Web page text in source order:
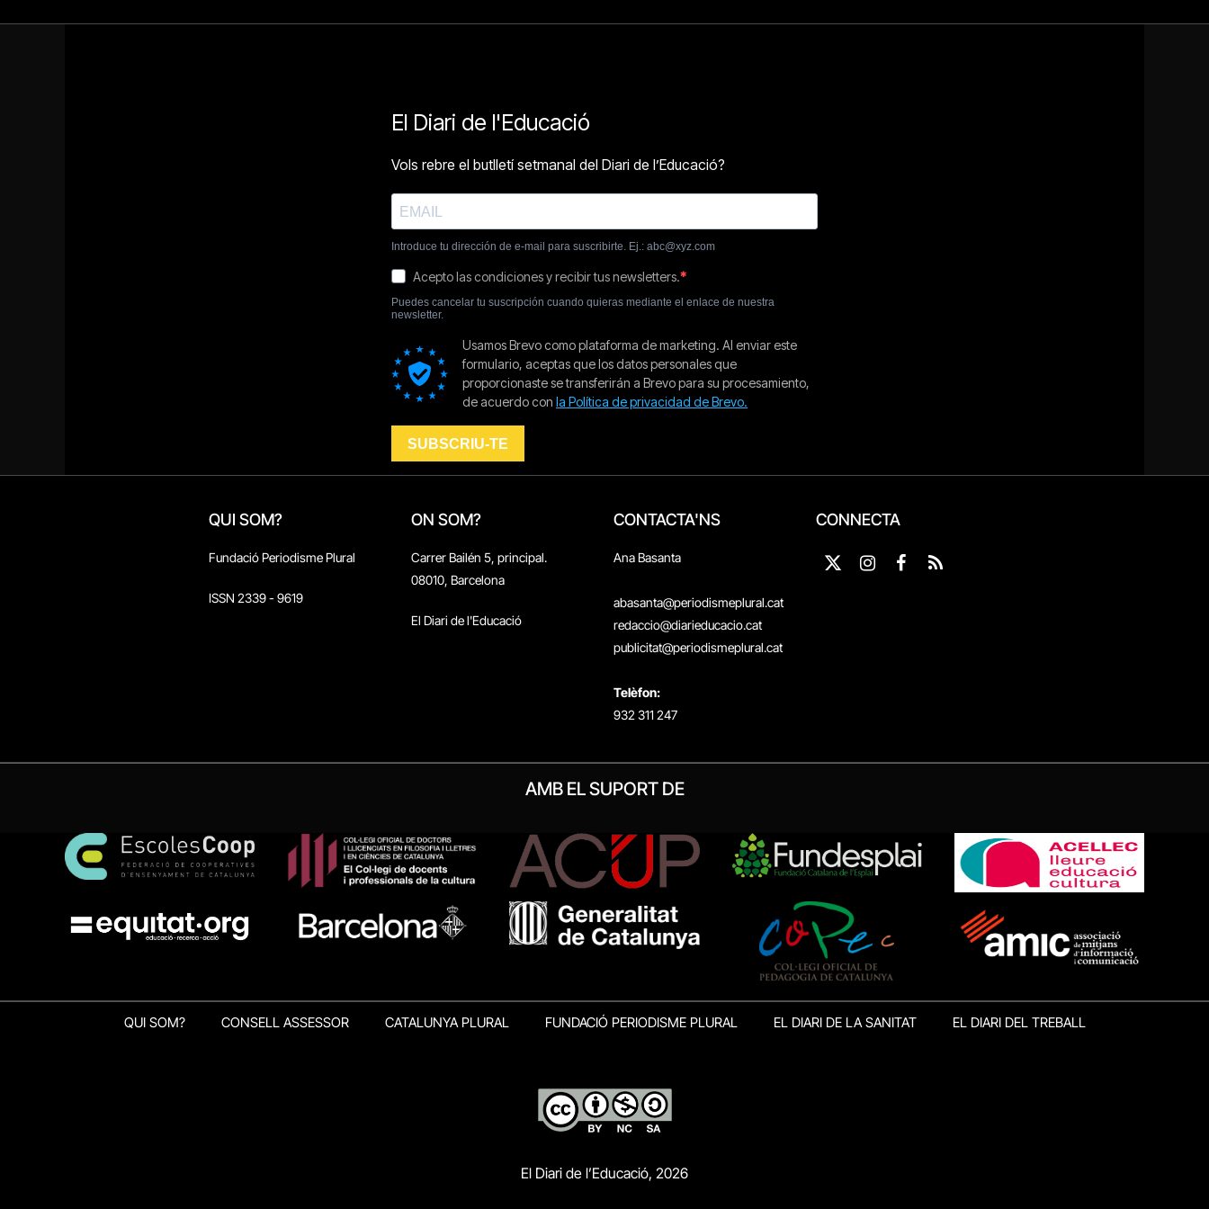
QUI SOM?
Fundació Periodisme Plural
ISSN 2339 - 9619
ON SOM?
Carrer Bailén 5, principal.
08010, Barcelona
El Diari de l'Educació
CONTACTA'NS
Ana Basanta
abasanta@periodismeplural.cat
redaccio@diarieducacio.cat
publicitat@periodismeplural.cat
Telèfon:
932 311 247
CONNECTA
X
Instagram
Facebook
RSS
AMB EL SUPORT DE
QUI SOM? CONSELL ASSESSOR CATALUNYA PLURAL FUNDACIÓ PERIODISME PLURAL EL DIARI DE LA SANITAT EL DIARI DEL TREBALL
El Diari de l’Educació, 2026